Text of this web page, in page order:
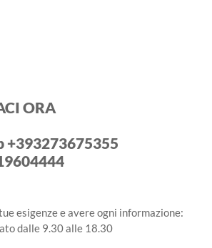
ORA
+393273675355
esigenze e avere ogni informazione:
dalle 9.30 alle 18.30